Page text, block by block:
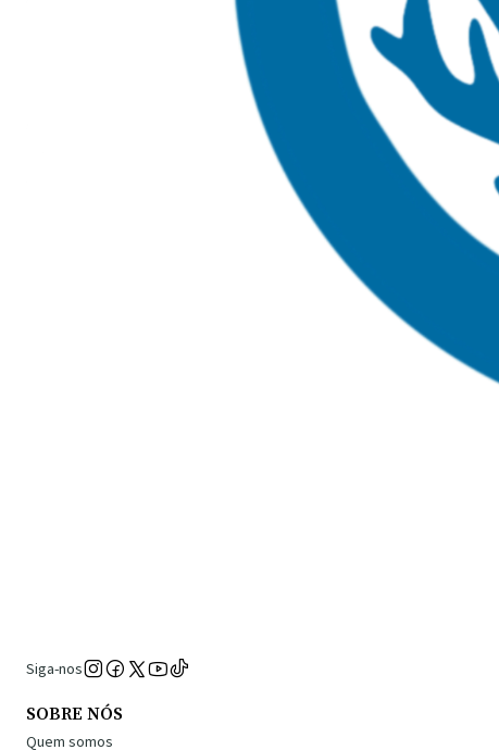
Siga-nos
SOBRE NÓS
Quem somos